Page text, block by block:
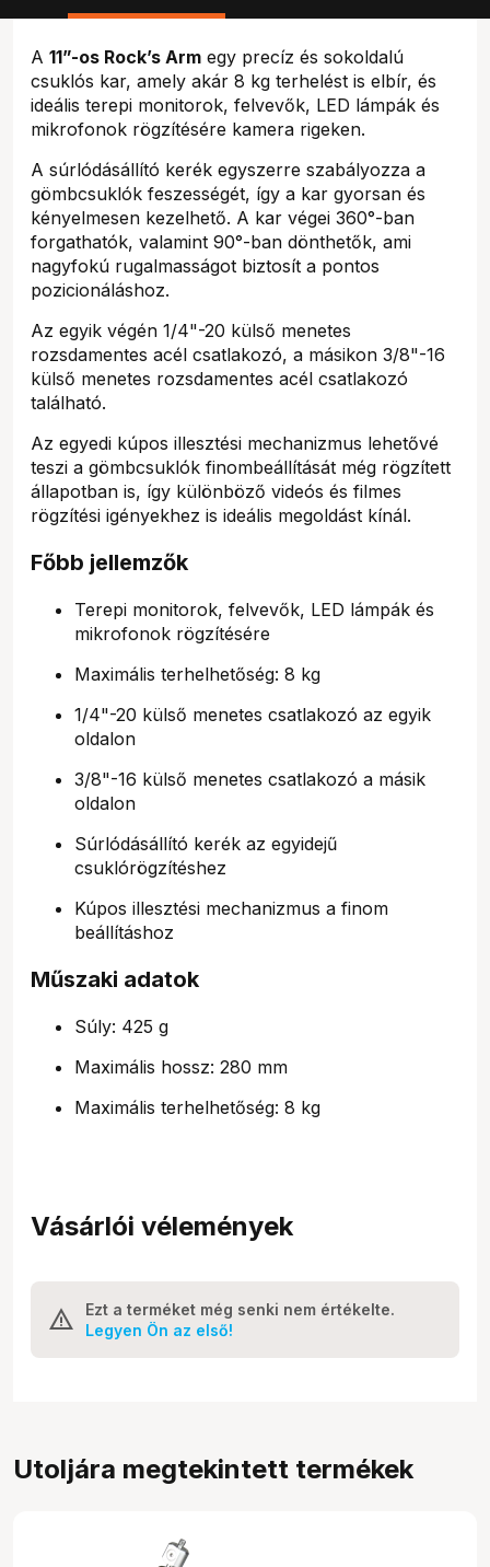
A 11”-os Rock’s Arm egy precíz és sokoldalú
csuklós kar, amely akár 8 kg terhelést is elbír, és
ideális terepi monitorok, felvevők, LED lámpák és
mikrofonok rögzítésére kamera rigeken.
A súrlódásállító kerék egyszerre szabályozza a
gömbcsuklók feszességét, így a kar gyorsan és
kényelmesen kezelhető. A kar végei 360°-ban
forgathatók, valamint 90°-ban dönthetők, ami
nagyfokú rugalmasságot biztosít a pontos
pozicionáláshoz.
Az egyik végén 1/4"-20 külső menetes
rozsdamentes acél csatlakozó, a másikon 3/8"-16
külső menetes rozsdamentes acél csatlakozó
található.
Az egyedi kúpos illesztési mechanizmus lehetővé
teszi a gömbcsuklók finombeállítását még rögzített
állapotban is, így különböző videós és filmes
rögzítési igényekhez is ideális megoldást kínál.
Főbb jellemzők
Terepi monitorok, felvevők, LED lámpák és
mikrofonok rögzítésére
Maximális terhelhetőség: 8 kg
1/4"-20 külső menetes csatlakozó az egyik
oldalon
3/8"-16 külső menetes csatlakozó a másik
oldalon
Súrlódásállító kerék az egyidejű
csuklórögzítéshez
Kúpos illesztési mechanizmus a finom
beállításhoz
Műszaki adatok
Súly: 425 g
Maximális hossz: 280 mm
Maximális terhelhetőség: 8 kg
Vásárlói vélemények
Ezt a terméket még senki nem értékelte.
Legyen Ön az első!
Utoljára megtekintett termékek